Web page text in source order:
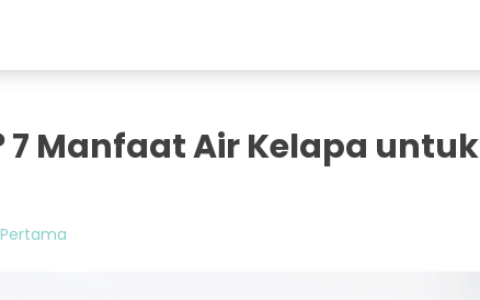
7 Manfaat Air Kelapa untuk